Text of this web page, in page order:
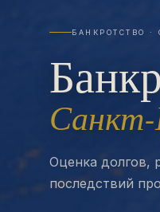
БАНКРОТСТВО
Оценка долгов,
последствий